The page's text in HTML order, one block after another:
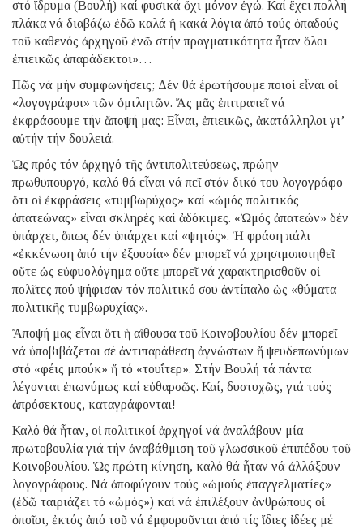
στό ἵδρυμα (Βουλή) καί φυσικά ὄχι μόνον ἐγώ. Καί ἔχει πολλή
πλάκα νά διαβάζω ἐδῶ καλά ἤ κακά λόγια ἀπό τούς ὀπαδούς
τοῦ καθενός ἀρχηγοῦ ἐνῶ στήν πραγματικότητα ἦταν ὅλοι
ἐπιεικῶς ἀπαράδεκτοι»…
Πῶς νά μήν συμφωνήσεις; Δέν θά ἐρωτήσουμε ποιοί εἶναι οἱ
«λογογράφοι» τῶν ὁμιλητῶν. Ἄς μᾶς ἐπιτραπεῖ νά
ἐκφράσουμε τήν ἄποψή μας: Εἶναι, ἐπιεικῶς, ἀκατάλληλοι γι’
αὐτήν τήν δουλειά.
Ὡς πρός τόν ἀρχηγό τῆς ἀντιπολιτεύσεως, πρώην
πρωθυπουργό, καλό θά εἶναι νά πεῖ στόν δικό του λογογράφο
ὅτι οἱ ἐκφράσεις «τυμβωρύχος» καί «ὠμός πολιτικός
ἀπατεώνας» εἶναι σκληρές καί ἀδόκιμες. «Ὠμός ἀπατεών» δέν
ὑπάρχει, ὅπως δέν ὑπάρχει καί «ψητός». Ἡ φράση πάλι
«ἐκκένωση ἀπό τήν ἐξουσία» δέν μπορεῖ νά χρησιμοποιηθεῖ
οὔτε ὡς εὐφυολόγημα οὔτε μπορεῖ νά χαρακτηρισθοῦν οἱ
πολῖτες πού ψήφισαν τόν πολιτικό σου ἀντίπαλο ὡς «θύματα
πολιτικῆς τυμβωρυχίας».
Ἄποψή μας εἶναι ὅτι ἡ αἴθουσα τοῦ Κοινοβουλίου δέν μπορεῖ
νά ὑποβιβάζεται σέ ἀντιπαράθεση ἀγνώστων ἤ ψευδεπωνύμων
στό «φέις μπούκ» ἤ τό «τουΐτερ». Στήν Βουλή τά πάντα
λέγονται ἐπωνύμως καί εὐθαρσῶς. Καί, δυστυχῶς, γιά τούς
ἀπρόσεκτους, καταγράφονται!
Καλό θά ἦταν, οἱ πολιτικοί ἀρχηγοί νά ἀναλάβουν μία
πρωτοβουλία γιά τήν ἀναβάθμιση τοῦ γλωσσικοῦ ἐπιπέδου τοῦ
Κοινοβουλίου. Ὡς πρώτη κίνηση, καλό θά ἦταν νά ἀλλάξουν
λογογράφους. Νά ἀποφύγουν τούς «ὠμούς ἐπαγγελματίες»
(ἐδῶ ταιριάζει τό «ὠμός») καί νά ἐπιλέξουν ἀνθρώπους οἱ
ὁποῖοι, ἐκτός ἀπό τοῦ νά ἐμφοροῦνται ἀπό τίς ἴδιες ἰδέες μέ